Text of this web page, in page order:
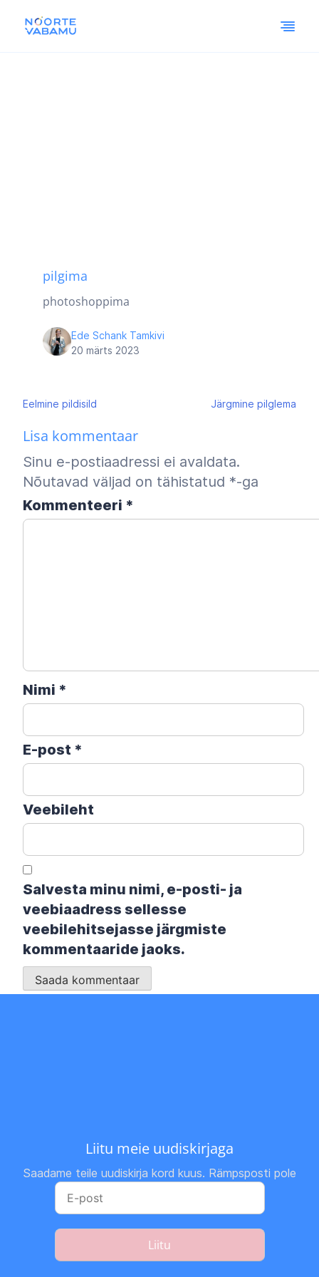
pilgima
photoshoppima
Ede Schank Tamkivi
20 märts 2023
Navigeerimine
Eelmine pildisild Järgmine pilglema
Lisa kommentaar
Sinu e-postiaadressi ei avaldata.
Nõutavad väljad on tähistatud *-ga
Kommenteeri *
Nimi *
E-post *
Veebileht
Salvesta minu nimi, e-posti- ja
veebiaadress sellesse
veebilehitsejasse järgmiste
kommentaaride jaoks.
Liitu meie uudiskirjaga
Saadame teile uudiskirja kord kuus. Rämpsposti pole
Liitu